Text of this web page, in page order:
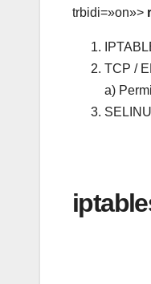
trbidi=»on»>
TCP /
a)